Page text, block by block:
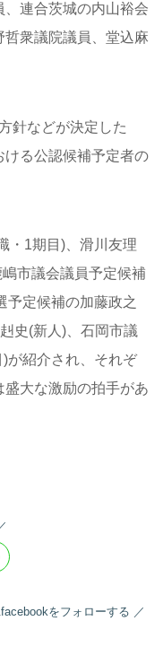
連合茨城の内山裕会
衆議院議員、堂込麻
針などが決定した
る公認候補予定者の
・1期目)、滑川友理
市議会議員予定候補
予定候補の加藤政之
史(新人)、石岡市議
が紹介され、それぞ
大な激励の拍手があ
をフォローする